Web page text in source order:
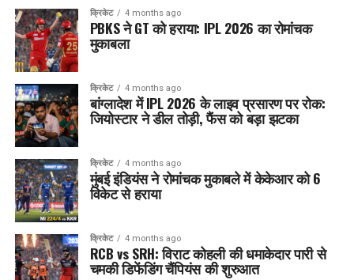
क्रिकेट 4 months ago
PBKS ने GT को हराया: IPL 2026 का रोमांचक
मुकाबला
क्रिकेट 4 months ago
बांग्लादेश में IPL 2026 के लाइव प्रसारण पर रोक:
जियोस्टार ने डील तोड़ी, फैंस को बड़ा झटका
क्रिकेट 4 months ago
मुंबई इंडियंस ने रोमांचक मुकाबले में केकेआर को 6
विकेट से हराया
क्रिकेट 4 months ago
RCB vs SRH: विराट कोहली की धमाकेदार पारी से
चमकी डिफेंडिंग चैंपियंस की शुरुआत